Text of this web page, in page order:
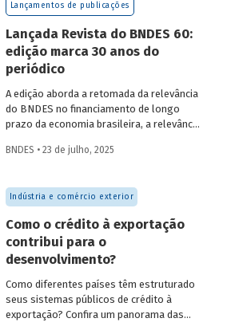
Lançamentos de publicações
Lançada Revista do BNDES 60:
edição marca 30 anos do
periódico
A edição aborda a retomada da relevância
do BNDES no financiamento de longo
prazo da economia brasileira, a relevância
Amazônia e FGI para o desenvolvimento,
públicos de crédito à exportação, o novo
protagonismo da política industrial, um
método para calcular prêmio de risco em
projetos de infraestrutura e o controle
societário de companhias abertas por
fundos de investimento no Brasil.
BNDES • 23 de julho, 2025
Indústria e comércio exterior
Como o crédito à exportação
contribui para o
desenvolvimento?
Como diferentes países têm estruturado
seus sistemas públicos de crédito à
exportação? Confira um panorama das